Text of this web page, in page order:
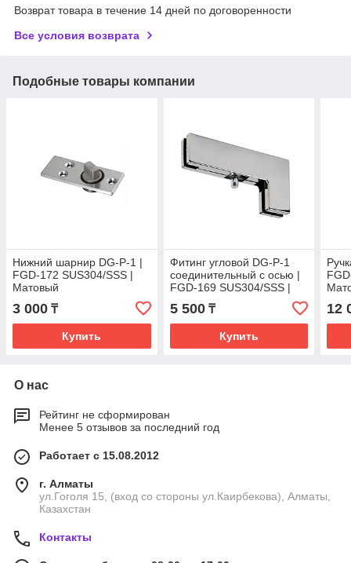
Возврат товара в течение 14 дней по договоренности
Все условия возврата
Подобные товары компании
Нижний шарнир DG-P-1 |
FGD-172 SUS304/SSS |
Матовый
3 000 ₸
Купить
Фитинг угловой DG-P-1
соединительный с осью |
FGD-169 SUS304/SSS |
Матовый
5 500₸
Купить
12
О нас
Рейтинг не сформирован
Менее 5 отзывов за последний год
Работает с 15.08.2012
г. Алматы
ул.Гоголя 15, (вход со стороны ул.Каирбекова), Алматы,
Казахстан
Контакты